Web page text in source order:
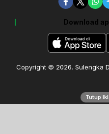
Download
Copyright © 2026. Sulengka
Tutup